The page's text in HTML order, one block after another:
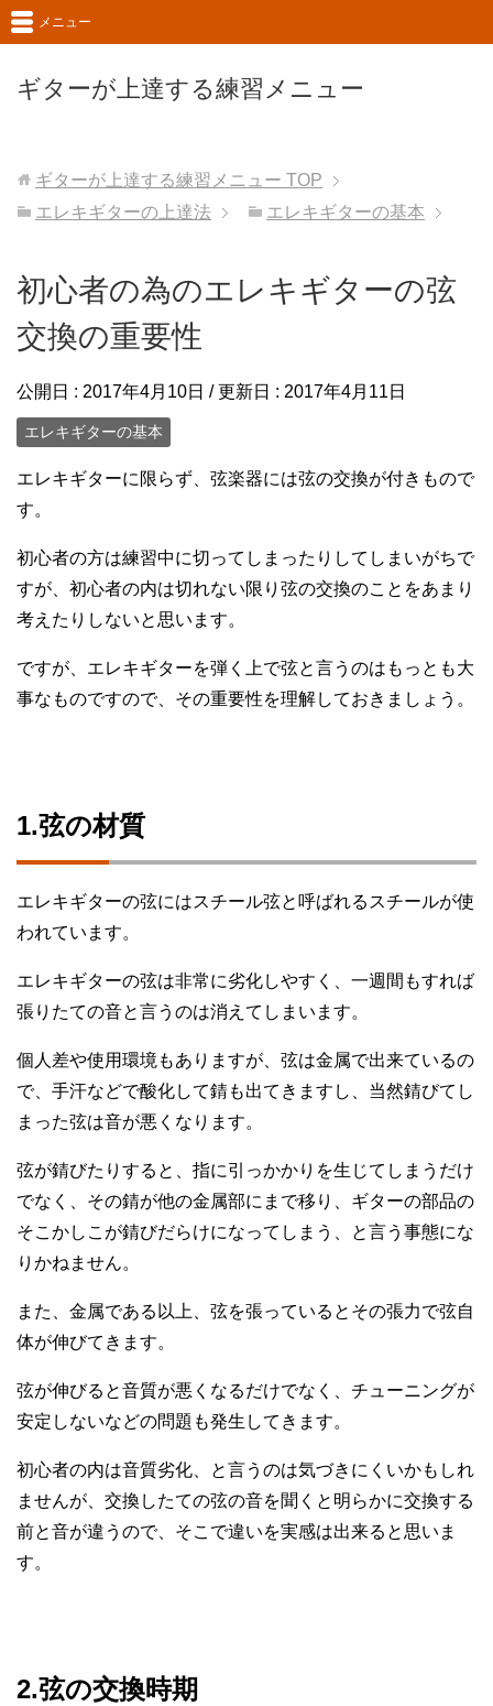
ギターが上達する練習メニュー
メニュー
ギターが上達する練習メニュー TOP
エレキギターの上達法
エレキギターの基本
初心者の為のエレキギターの弦
交換の重要性
公開日 : 2017年4月10日 / 更新日 : 2017年4月11日
エレキギターの基本
エレキギターに限らず、弦楽器には弦の交換が付きもので
す。
初心者の方は練習中に切ってしまったりしてしまいがちで
すが、初心者の内は切れない限り弦の交換のことをあまり
考えたりしないと思います。
ですが、エレキギターを弾く上で弦と言うのはもっとも大
事なものですので、その重要性を理解しておきましょう。
1.弦の材質
エレキギターの弦にはスチール弦と呼ばれるスチールが使
われています。
エレキギターの弦は非常に劣化しやすく、一週間もすれば
張りたての音と言うのは消えてしまいます。
個人差や使用環境もありますが、弦は金属で出来ているの
で、手汗などで酸化して錆も出てきますし、当然錆びてし
まった弦は音が悪くなります。
弦が錆びたりすると、指に引っかかりを生じてしまうだけ
でなく、その錆が他の金属部にまで移り、ギターの部品の
そこかしこが錆びだらけになってしまう、と言う事態にな
りかねません。
また、金属である以上、弦を張っているとその張力で弦自
体が伸びてきます。
弦が伸びると音質が悪くなるだけでなく、チューニングが
安定しないなどの問題も発生してきます。
初心者の内は音質劣化、と言うのは気づきにくいかもしれ
ませんが、交換したての弦の音を聞くと明らかに交換する
前と音が違うので、そこで違いを実感は出来ると思いま
す。
2.弦の交換時期